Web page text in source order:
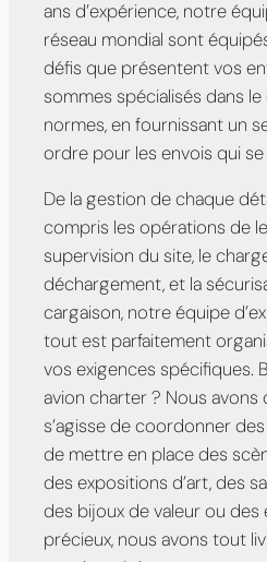
ans d’expérience, notre
réseau mondial sont
défis que présentent vos
sommes spécialisés dans
normes, en fournissant un
ordre pour les envois qui
De la gestion de chaque
compris les opérations de
supervision du site, le
déchargement, et la
cargaison, notre équipe
tout est parfaitement
vos exigences spécifiques.
avion charter ? Nous avons
s’agisse de coordonner
de mettre en place des
des expositions d’art, des
des bijoux de valeur ou
précieux, nous avons tout